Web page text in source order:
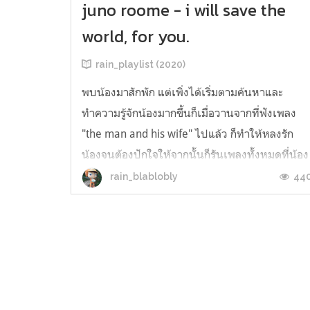
juno roome - i will save the
world, for you.
rain_playlist (2020)
พบน้องมาสักพัก แต่เพิ่งได้เริ่มตามค้นหาและ
ทำความรู้จักน้องมากขึ้นก็เมื่อวานจากที่ฟังเพลง
"the man and his wife" ไปแล้ว ก็ทำให้หลงรัก
น้องจนต้องปักใจให้จากนั้นก็รันเพลงทั้งหมดที่น้อง
ปล่อยออกมาใน Spotify แล้วยิ่งชอบขึ้นอีก คือสิ่งที่
ใช่
rain_blablobly